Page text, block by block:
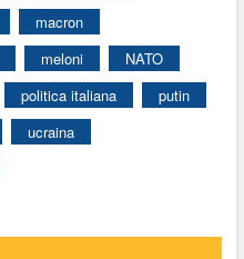
macron
meloni
NATO
politica italiana
putin
ucraina